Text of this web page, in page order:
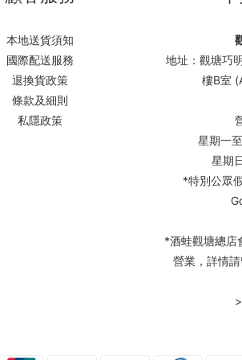
本地送貨須知
國際配送服務
退換貨政策
條款及細則
私隱政策
地址：觀塘巧
樓B室
星期一
星期
*特別公眾
*酒蛙觀塘總店
營業，詳情請